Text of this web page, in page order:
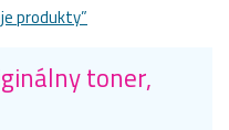
produkty”
toner,